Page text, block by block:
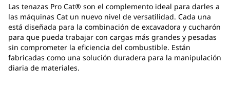
Las tenazas Pro Cat® son el complemento ideal para darles a
las máquinas Cat un nuevo nivel de versatilidad. Cada una
está diseñada para la combinación de excavadora y cucharón
para que pueda trabajar con cargas más grandes y pesadas
sin comprometer la eficiencia del combustible. Están
fabricadas como una solución duradera para la manipulación
diaria de materiales.